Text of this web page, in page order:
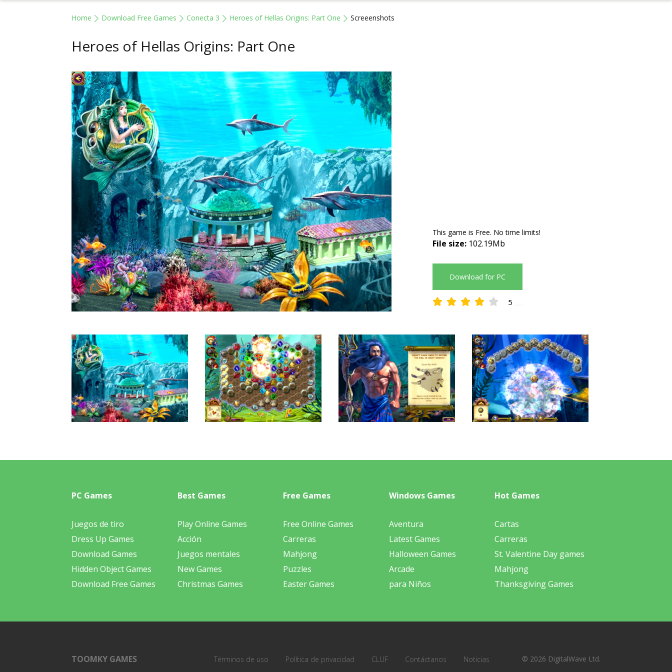
Home Download Free Games Conecta 3 Heroes of Hellas Origins: Part One Screeenshots
Heroes of Hellas Origins: Part One
This game is Free. No time limits!
File size: 102.19Mb
Download for PC
5
PC Games
Juegos de tiro
Dress Up Games
Download Games
Hidden Object Games
Download Free Games
Best Games
Play Online Games
Acción
Juegos mentales
New Games
Christmas Games
Free Games
Free Online Games
Carreras
Mahjong
Puzzles
Easter Games
Windows Games
Aventura
Latest Games
Halloween Games
Arcade
para Niños
Hot Games
Cartas
Carreras
St. Valentine Day games
Mahjong
Thanksgiving Games
TOOMKY GAMES © 2026 DigitalWave Ltd.
Términos de uso Política de privacidad CLUF Contáctanos Noticias